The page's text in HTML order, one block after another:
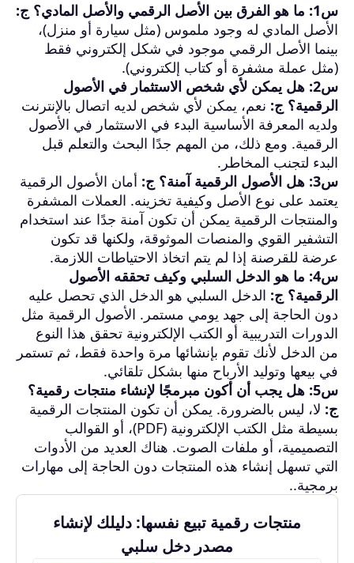
س1: ما هو الفرق بين الأصل الرقمي والأصل المادي؟
ج:
الأصل المادي له وجود ملموس (مثل سيارة أو منزل)،
بينما الأصل الرقمي موجود في شكل إلكتروني فقط
(مثل عملة مشفرة أو كتاب إلكتروني).
س2: هل يمكن لأي شخص الاستثمار في الأصول
الرقمية؟ ج: نعم، يمكن لأي شخص لديه اتصال بالإنترنت
ولديه المعرفة الأساسية البدء في الاستثمار في الأصول
الرقمية. ومع ذلك، من المهم جدًا البحث والتعلم قبل
البدء لتجنب المخاطر.
س3: هل الأصول الرقمية آمنة؟
ج: أمان الأصول الرقمية
يعتمد على نوع الأصل وكيفية تخزينه. العملات المشفرة
والمنتجات الرقمية يمكن أن تكون آمنة جدًا عند استخدام
التشفير القوي والمنصات الموثوقة، ولكنها قد تكون
عرضة للقرصنة إذا لم يتم اتخاذ الاحتياطات اللازمة.
س4: ما هو الدخل السلبي وكيف تحققه الأصول
الرقمية؟ ج: الدخل السلبي هو الدخل الذي تحصل عليه
دون الحاجة إلى جهد يومي مستمر. الأصول الرقمية مثل
الدورات التدريبية أو الكتب الإلكترونية تحقق هذا النوع
من الدخل لأنك تقوم بإنشائها مرة واحدة فقط، ثم تستمر
في بيعها وتوليد الأرباح منها بشكل تلقائي.
س5: هل يجب أن أكون مبرمجًا لإنشاء منتجات رقمية؟
ج: لا، ليس بالضرورة. يمكن أن تكون المنتجات الرقمية
بسيطة مثل الكتب الإلكترونية (PDF)، أو القوالب
التصميمية، أو ملفات الصوت. هناك العديد من الأدوات
التي تسهل إنشاء هذه المنتجات دون الحاجة إلى مهارات
برمجية..
منتجات رقمية تبيع نفسها: دليلك لإنشاء
مصدر دخل سلبي